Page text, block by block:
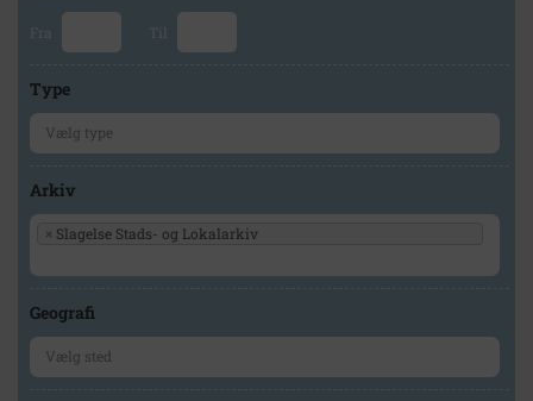
Fra Til
Type
Arkiv
× Slagelse Stads- og Lokalarkiv
Geografi